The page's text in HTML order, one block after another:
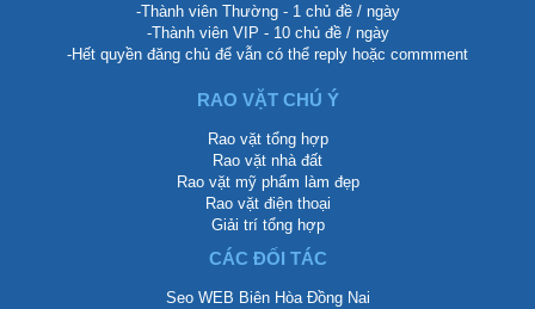
-Thành viên Thường - 1 chủ đề / ngày
-Thành viên VIP - 10 chủ đề / ngày
-Hết quyền đăng chủ để vẫn có thể reply hoặc commment
RAO VẶT CHÚ Ý
Rao vặt tổng hợp
Rao vặt nhà đất
Rao vặt mỹ phẩm làm đẹp
Rao vặt điện thoại
Giải trí tổng hợp
CÁC ĐỐI TÁC
Seo WEB Biên Hòa Đồng Nai